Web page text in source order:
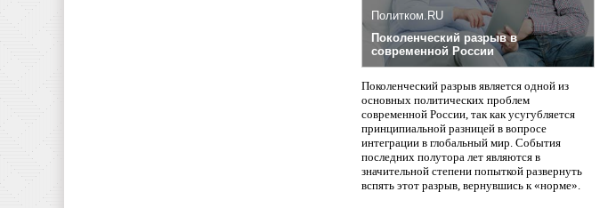
Политком.RU
Поколенческий разрыв в
современной России
Поколенческий разрыв является одной из
основных политических проблем
современной России, так как усугубляется
принципиальной разницей в вопросе
интеграции в глобальный мир. События
последних полутора лет являются в
значительной степени попыткой развернуть
вспять этот разрыв, вернувшись к «норме».